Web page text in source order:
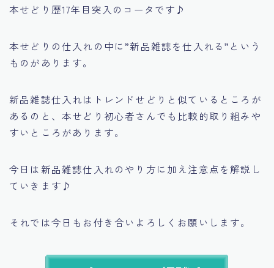
本せどり歴17年目突入のコータです♪
本せどりの仕入れの中に”新品雑誌を仕入れる” という
ものがあります。
新品雑誌仕入れはトレンドせどりと似ているところが
あるのと、本せどり初心者さんでも比較的取り組みや
すいところがあります。
今日は新品雑誌仕入れのやり方に加え注意点を解説し
ていきます♪
それでは今日もお付き合いよろしくお願いします。